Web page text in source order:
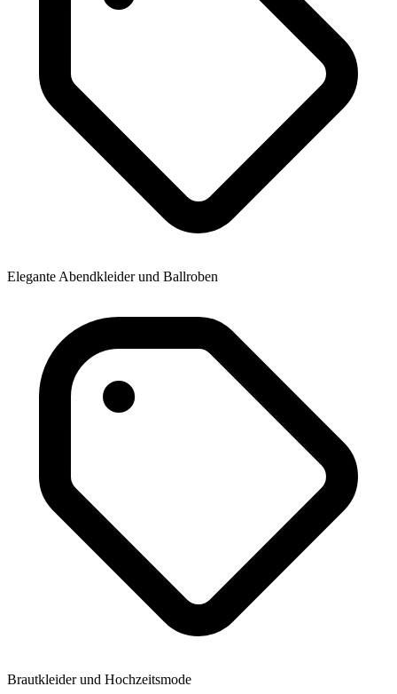
Elegante Abendkleider und Ballroben
Brautkleider und Hochzeitsmode